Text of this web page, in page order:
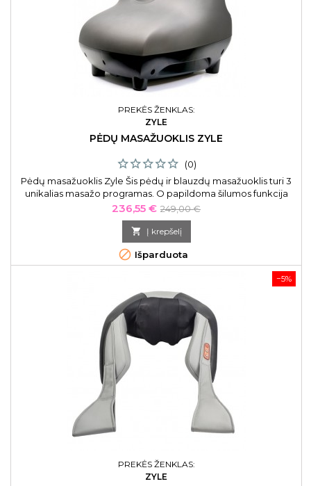
PREKĖS ŽENKLAS:
ZYLE
PĖDŲ MASAŽUOKLIS ZYLE
(0)
Pėdų masažuoklis Zyle Šis pėdų ir blauzdų masažuoklis turi 3
unikalias masažo programas. O papildoma šilumos funkcija
leis pajusti tikrą atsipalaidavimą ir mėgautis masažo teikiamu
malonumu!
Kaina
236,55 € Bazinė
kaina
249,00 €
 Į krepšelį
 Išparduota
−5%
PREKĖS ŽENKLAS:
ZYLE